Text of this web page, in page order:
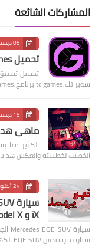
المشاركات الشائعة
05 ديسمبر 2021
تحميل tc games مهكر
سوبر تك,tc games برنامج,tc games ,tc games شرح,tc games حل مشاك…
15 ديسمبر 2021
ماهى
الكثير منا
الخطيب لخطيبته والعكس
24 أكتوبر 2021
iX و Tesla Model X.
سيارة مرسيدس EQE SUV الكهربائية. المستقبلية بالك…